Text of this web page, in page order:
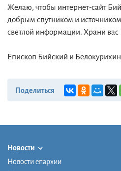
Желаю, чтобы интернет-сайт
добрым спутником и
светлой информации. Храни вас
Епископ Бийский и
Поделиться
Новости
Новости епархии